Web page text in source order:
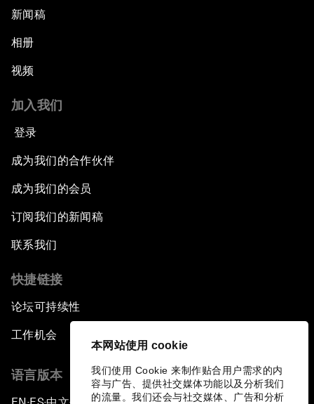
本网站使用 cookie
我们使用 Cookie 来制作贴合用户需求的内
容与广告、提供社交媒体功能以及分析我们
的流量。我们还会与社交媒体、广告和分析
新闻稿
相册
视频
加入我们
登录
成为我们的合作伙伴
成为我们的会员
订阅我们的新闻稿
联系我们
快捷链接
论坛可持续性
工作机会
语言版本
▪ ▪ ▪